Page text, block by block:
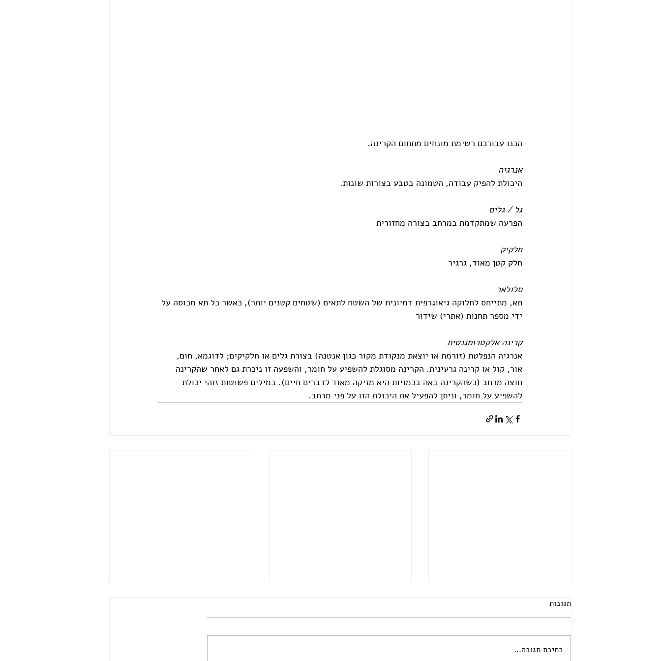
הכנו עבורכם רשימת מונחים מתחום הקרינה.
אנרגיה
היכולת להפיק עבודה, הטמונה בטבע בצורות שונות.
גל / גלים
הפרעה שמתקדמת במרחב בצורה מחזורית
חלקיק
חלק קטן מאוד, גרגיר
סלולאר
תא, מתייחס לחלוקה גיאוגרפית דמיונית של השטח לתאים (שטחים קטנים יותר), כאשר כל תא מכוסה על
ידי מספר תחנות (אתרי) שידור
קרינה אלקטרומגנטית
אנרגיה הנפלטת (זורמת או יוצאת מנקודת מקור כגון אנטנה) בצורת גלים או חלקיקים; לדוגמא, חום,
אור, קול או קרינה גרעינית. הקרינה מסוגלת להשפיע על חומר, והשפעה זו ניכרת גם לאחר שהקרינה
חוצה מרחב (כשהקרינה באה בכמויות היא מזיקה מאוד לדברים חיים). במילים פשוטות זוהי יכולת
להשפיע על חומר, וניתן להפעיל את היכולת הזו על פני מרחב.
Cell-Test בערוץ 2
תגובות
כתיבת תגובה...